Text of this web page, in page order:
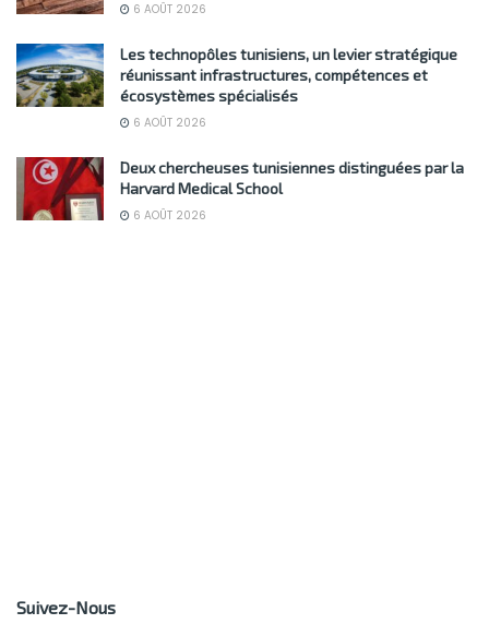
6 AOÛT 2026
Les technopôles tunisiens, un levier stratégique
réunissant infrastructures, compétences et
écosystèmes spécialisés
6 AOÛT 2026
Deux chercheuses tunisiennes distinguées par la
Harvard Medical School
6 AOÛT 2026
Suivez-Nous